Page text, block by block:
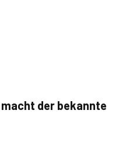
der bekannte